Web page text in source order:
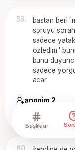
59.
bastan beri
soruyu
sadece
ozledim.'
bunu
sadece
acar.
anonim 2
60.
Başlıklar